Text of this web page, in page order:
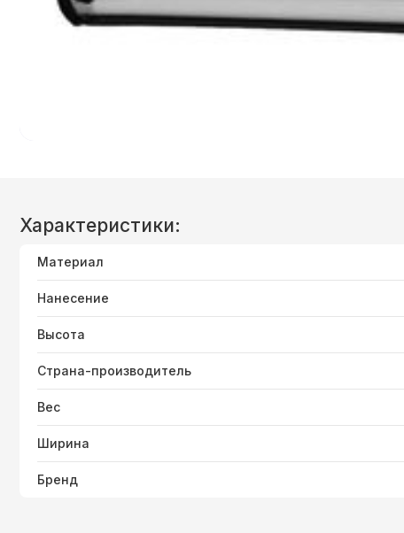
Характеристики:
Материал
Нанесение
Высота
Страна-производитель
Вес
Ширина
Бренд